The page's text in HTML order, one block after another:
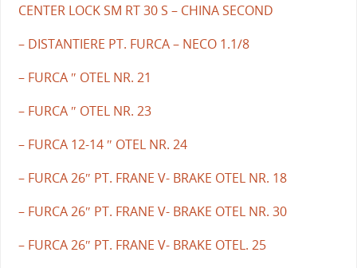
CENTER LOCK SM RT 30 S – CHINA SECOND
– DISTANTIERE PT. FURCA – NECO 1.1/8
– FURCA ″ OTEL NR. 21
– FURCA ″ OTEL NR. 23
– FURCA 12-14 ″ OTEL NR. 24
– FURCA 26″ PT. FRANE V- BRAKE OTEL NR. 18
– FURCA 26″ PT. FRANE V- BRAKE OTEL NR. 30
– FURCA 26″ PT. FRANE V- BRAKE OTEL. 25